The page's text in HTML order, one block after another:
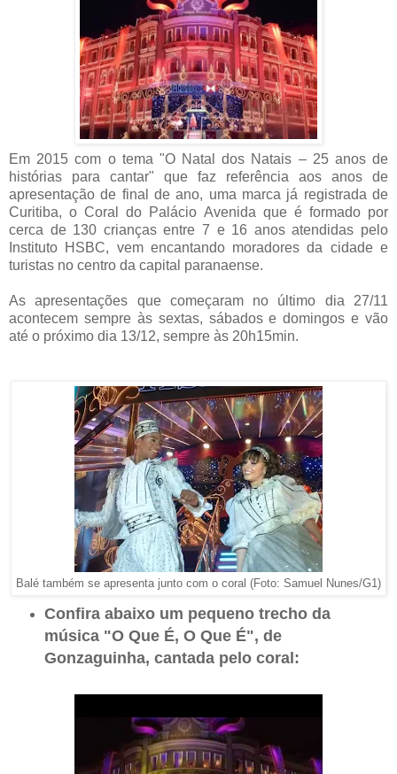
Em 2015 com o tema "O Natal dos Natais – 25 anos de
histórias para cantar" que faz referência aos anos de
apresentação de final de ano, uma marca já registrada de
Curitiba, o Coral do Palácio Avenida que é formado por
cerca de 130 crianças entre 7 e 16 anos atendidas pelo
Instituto HSBC, vem encantando moradores da cidade e
turistas no centro da capital paranaense.
As apresentações que começaram no último dia 27/11
acontecem sempre às sextas, sábados e domingos e vão
até o próximo dia 13/12, sempre às 20h15min.
Balé também se apresenta junto com o coral (Foto: Samuel Nunes/G1)
Confira abaixo um pequeno trecho da
música "O Que É, O Que É", de
Gonzaguinha, cantada pelo coral: